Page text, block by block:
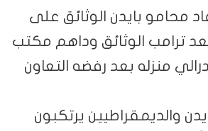
محامو بايدن الوثائق على
يعد ترامب الوثائق وداهم مكتب
منزله بعد رفضه التعاون
والديمقراطيين يرتكبون